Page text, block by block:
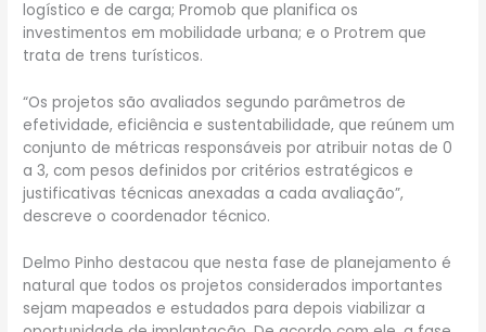
logístico e de carga; Promob que planifica os
investimentos em mobilidade urbana; e o Protrem que
trata de trens turísticos.
“Os projetos são avaliados segundo parâmetros de
efetividade, eficiência e sustentabilidade, que reúnem um
conjunto de métricas responsáveis por atribuir notas de 0
a 3, com pesos definidos por critérios estratégicos e
justificativas técnicas anexadas a cada avaliação”,
descreve o coordenador técnico.
Delmo Pinho destacou que nesta fase de planejamento é
natural que todos os projetos considerados importantes
sejam mapeados e estudados para depois viabilizar a